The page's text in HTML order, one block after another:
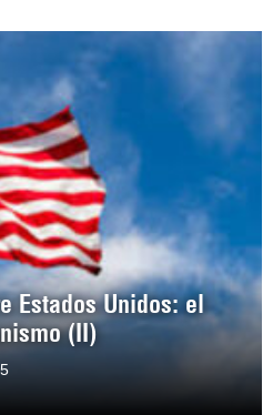
Estados Unidos: el
(II)